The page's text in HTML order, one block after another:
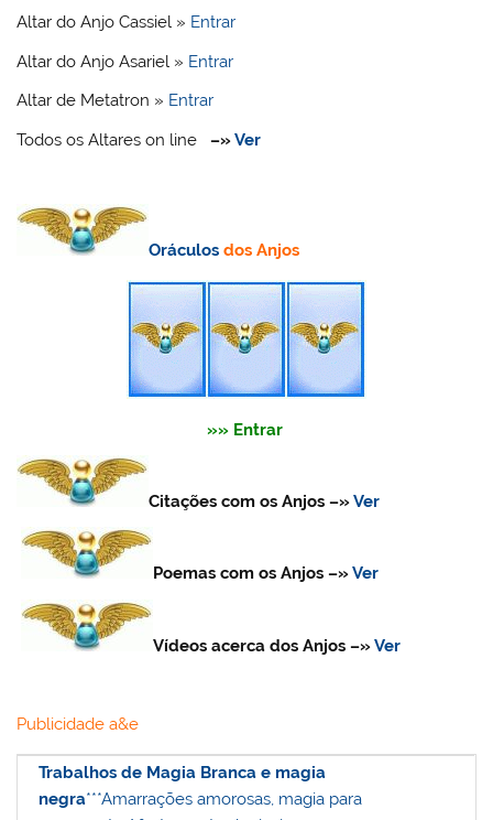
Altar do Anjo Cassiel » Entrar
Altar do Anjo Asariel » Entrar
Altar de Metatron » Entrar
Todos os Altares on line
–»Ver
Oráculos dos Anjos
»» Entrar
Citações com os Anjos–»Ver
Poemas com os Anjos–»Ver
Vídeos acerca dos Anjos–»Ver
Publicidade a&e
Trabalhos de Magia Branca e magia
negra***Amarrações amorosas, magia para